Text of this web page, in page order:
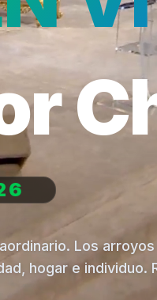
Los
hogar e individuo.